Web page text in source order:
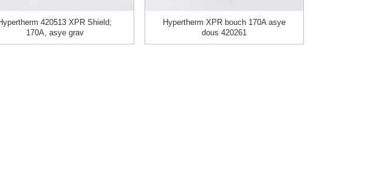
420513 XPR Shield;
170A, asye grav
Hypertherm XPR bouch 170A asye
dous 420261